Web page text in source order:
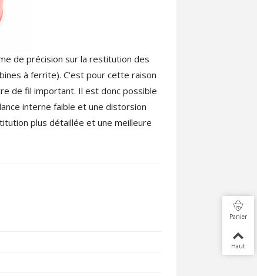
de précision sur la restitution des
à ferrite). C'est pour cette raison
de fil important. Il est donc possible
interne faible et une distorsion
plus détaillée et une meilleure
Panier
Haut